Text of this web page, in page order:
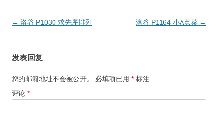
文
航
← 洛谷 P1030 求先序排列 洛谷 P1164 小A点菜 →
发表回复
您的邮箱地址不会被公开。 必填项已用 * 标注
评论 *